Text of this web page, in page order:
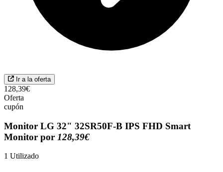
Ir a la oferta
128,39€
Oferta
cupón
Monitor LG 32" 32SR50F-B IPS FHD Smart
Monitor por 128,39€
1 Utilizado